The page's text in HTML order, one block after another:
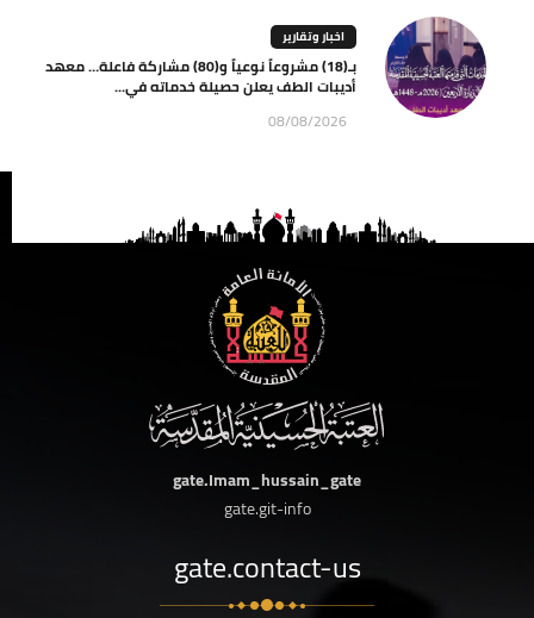
اخبار وتقارير
بـ(18) مشروعاً نوعياً و(80) مشاركة فاعلة… معهد
أديبات الطف يعلن حصيلة خدماته في...
08/08/2026
gate.Imam_hussain_gate
gate.git-info
gate.contact-us